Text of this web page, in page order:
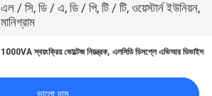
এল / সি, ডি / এ, ডি / পি, টি / টি, ওয়েস্টার্ন ইউনিয়ন,
মানিগ্রাম
1000VA স্বয়ংক্রিয় ভোল্টেজ নিয়ন্ত্রক,এলসিডি ডিসপ্লে এভিআর ডিভাইস